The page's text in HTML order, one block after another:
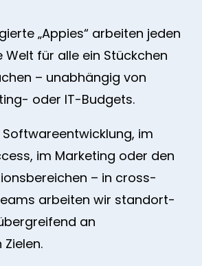
„Appies“ arbeiten jeden
Welt für alle ein Stückchen
– unabhängig von
oder IT-Budgets.
Softwareentwicklung, im
im Marketing oder den
– in cross-
arbeiten wir standort-
an